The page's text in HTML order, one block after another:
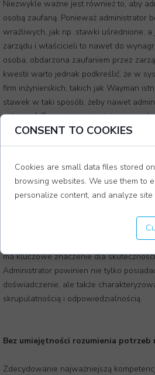
Niezwykle ważne jest również to, aby
osobą zaufaną. Ponieważ administrator
wrażliwych, jak np. stawki uśrednione,
zarządu i właścicieli to nawet do
osoba, obdarzona zaufaniem przez
kwestii warto jednak podkreślić, że w
firm inżynierskich, takich jak Wayman
stawek w taki sposób, żeby nawet
zobaczyć. To rozwiązanie nietypowe,
funkcji administratora osobom, które nie
danych o wynagrodzeniach, co jest
Ochotnicy są najlepsi!
Warto zwrócić uwagę, że wybór
administratora systemu wspierającego
ma kluczowe znaczenie dla
Administrator powinien nie tylko
doświadczenie, ale także
skrupulatnością i odpowiedzialnością.
Bez umiejętności rozumienia potrzeb
Zdecydowanie najważniejszą
CONSENT TO COOKIES
Cookies are small data files stored
browsing websites. We use them to
personalize content, and analyze site